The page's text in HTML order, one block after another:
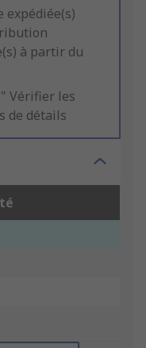
expédiée(s)
à partir du
Vérifier les
de détails